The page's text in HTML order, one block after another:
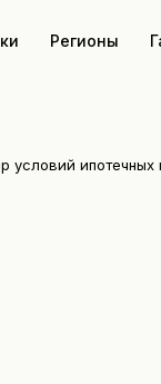
Регионы
ипотечных